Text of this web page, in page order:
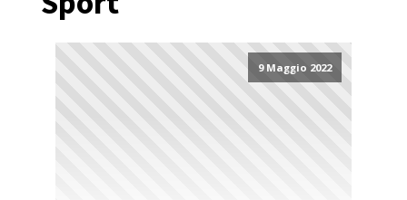
9 Maggio 2022